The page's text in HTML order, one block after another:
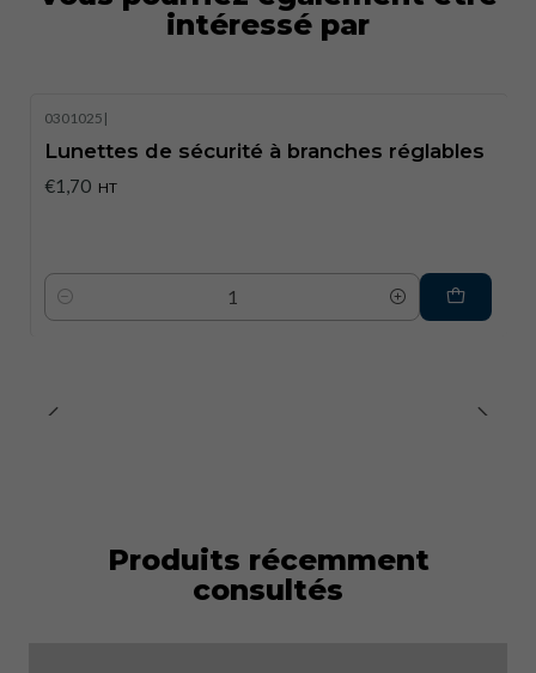
intéressé par
0301025 |
Lunettes de sécurité à branches réglables
€1,70 HT
Quantité
Produits récemment
consultés